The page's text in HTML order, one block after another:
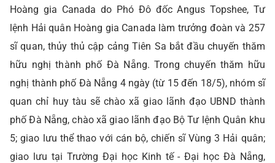
Hoàng gia Canada do Phó Đô đốc Angus Topshee, Tư
lệnh Hải quân Hoàng gia Canada làm trưởng đoàn và 257
sĩ quan, thủy thủ cập cảng Tiên Sa bắt đầu chuyến thăm
hữu nghị thành phố Đà Nẵng. Trong chuyến thăm hữu
nghị thành phố Đà Nẵng 4 ngày (từ 15 đến 18/5), nhóm sĩ
quan chỉ huy tàu sẽ chào xã giao lãnh đạo UBND thành
phố Đà Nẵng, chào xã giao lãnh đạo Bộ Tư lệnh Quân khu
5; giao lưu thể thao với cán bộ, chiến sĩ Vùng 3 Hải quân;
giao lưu tại Trường Đại học Kinh tế - Đại học Đà Nẵng,